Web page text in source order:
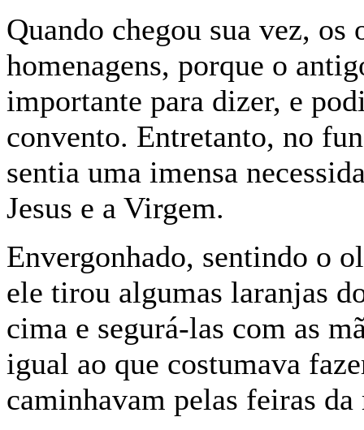
Quando chegou sua vez, os
homenagens, porque o
importante para dizer, e
convento. Entretanto, no
sentia uma imensa
Jesus e a Virgem.
Envergonhado, sentindo o
ele tirou algumas laranjas
cima e segurá-las com as
igual ao que costumava
caminhavam pelas feiras da